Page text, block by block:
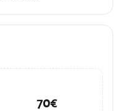
70€